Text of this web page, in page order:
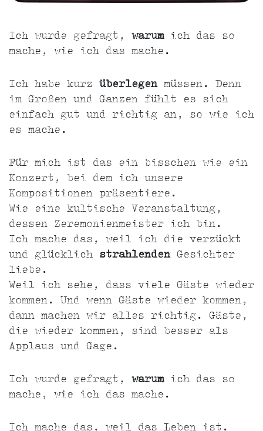
Ich wurde gefragt, warumich das so
mache, wie ich das mache.
Ich habe kurz überlegenmüssen. Denn
im Großen und Ganzen fühlt es sich
einfach gut und richtig an, so wie ich
es mache.
Für mich ist das ein bisschen wie ein
Konzert, bei dem ich unsere
Kompositionen präsentiere.
Wie eine kultische Veranstaltung,
dessen Zeremonienmeister ich bin.
Ich mache das, weil ich die verzückt
und glücklich strahlendenGesichter
liebe.
Weil ich sehe, dass viele Gäste wieder
kommen. Und wenn Gäste wieder kommen,
dann machen wir alles richtig. Gäste,
die wieder kommen, sind besser als
Applaus und Gage.
Ich wurde gefragt, warumich das so
mache, wie ich das mache.
Ich mache das, weil das Leben ist.